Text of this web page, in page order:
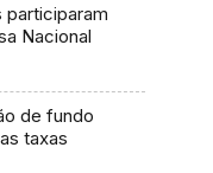
participaram
Nacional
de fundo
taxas